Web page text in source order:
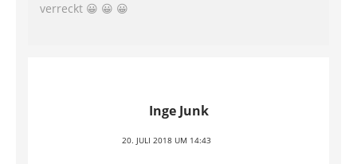
verreckt 😀 😀 😀
Inge Junk
20. JULI 2018 UM 14:43